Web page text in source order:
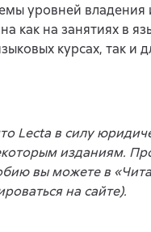
уровней
как на занятиях в
курсах, так и
Lecta в силу
изданиям.
вы можете в
на сайте).